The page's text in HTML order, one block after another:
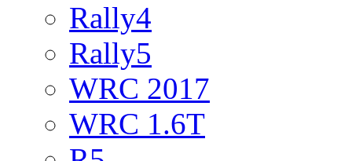
Rally4
Rally5
WRC 2017
WRC 1.6T